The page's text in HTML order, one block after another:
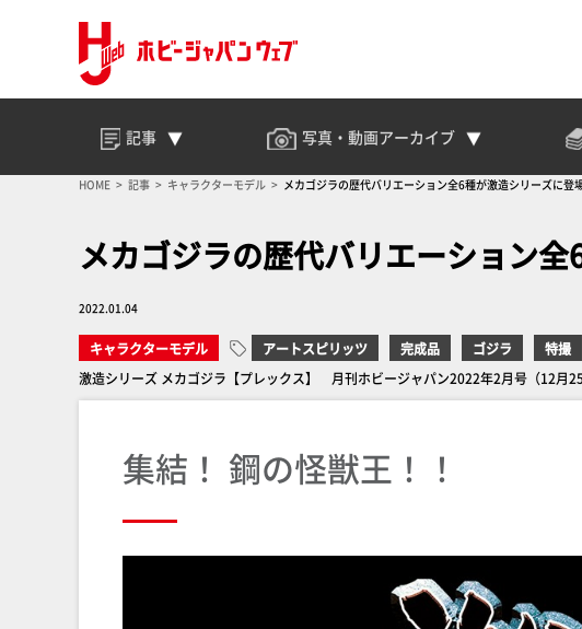
記事 写真・動画アーカイブ
HOME 記事 キャラクターモデル メカゴジラの歴代バリエーション全6種が激造シリーズに登
メカゴジラの歴代バリエーション全
2022.01.04
キャラクターモデル アートスピリッツ 完成品 ゴジラ
特撮
激造シリーズ メカゴジラ【プレックス】 月刊ホビージャパン2022年2月号（12月25
集結！ 鋼の怪獣王！！